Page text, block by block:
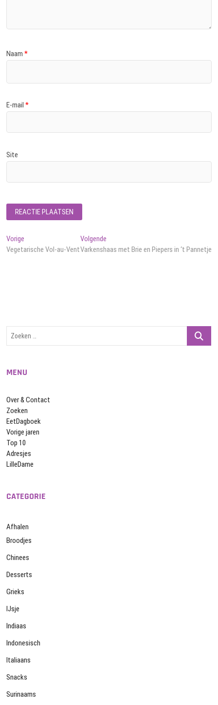
Naam*
E-mail*
Site
Bericht
navigatie
Vorige
bericht:
Vegetarische Vol-au-Vent
VolgendeVolgend
bericht:
Varkenshaas met Brie en Piepers in ‘t Pannetje
Zoeken
MENU
Over & Contact
Zoeken
EetDagboek
Vorige jaren
Top 10
Adresjes
LilleDame
CATEGORIE
Afhalen
Broodjes
Chinees
Desserts
Grieks
IJsje
Indiaas
Indonesisch
Italiaans
Snacks
Surinaams